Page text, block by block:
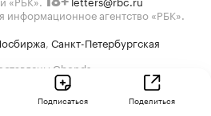
информационное агентство «РБК».
Санкт-Петербургская
Cbonds.
Подписаться Поделиться